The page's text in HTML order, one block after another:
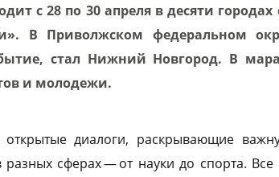
с 28 по 30 апреля в десяти
В Приволжском федеральном
стал Нижний Новгород. В
и молодежи.
диалоги, раскрывающие
сферах — от науки до спорта.